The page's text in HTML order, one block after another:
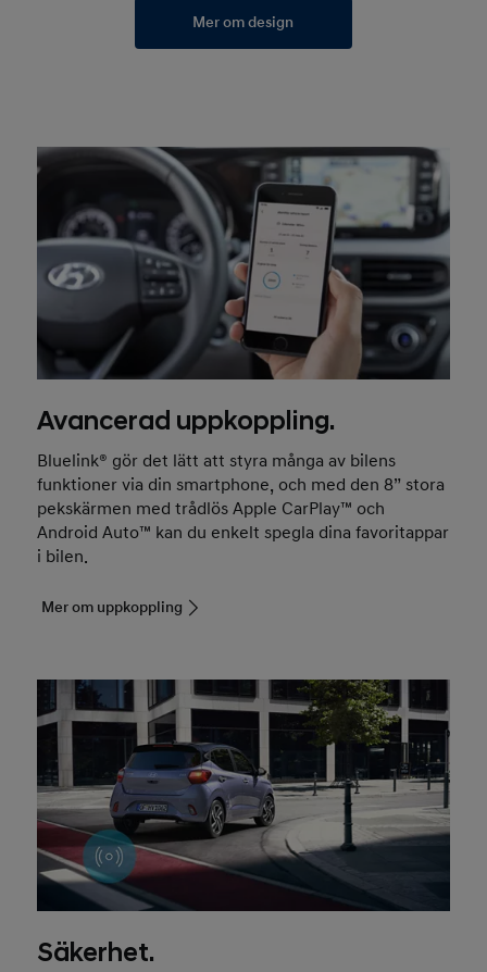
Mer om design
Avancerad uppkoppling.
Bluelink® gör det lätt att styra många av bilens
funktioner via din smartphone, och med den 8” stora
pekskärmen med trådlös Apple CarPlay™ och
Android Auto™ kan du enkelt spegla dina favoritappar
i bilen.
Mer om uppkoppling
Säkerhet.